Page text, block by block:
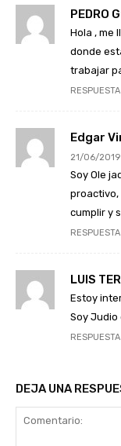
PEDRO
Hola , me
donde
trabajar
RESPUESTA
Edgar
21/06/2019
Soy Ole
proactivo,
cumplir y
RESPUESTA
LUIS
Estoy
Soy Judio
RESPUESTA
DEJA UNA